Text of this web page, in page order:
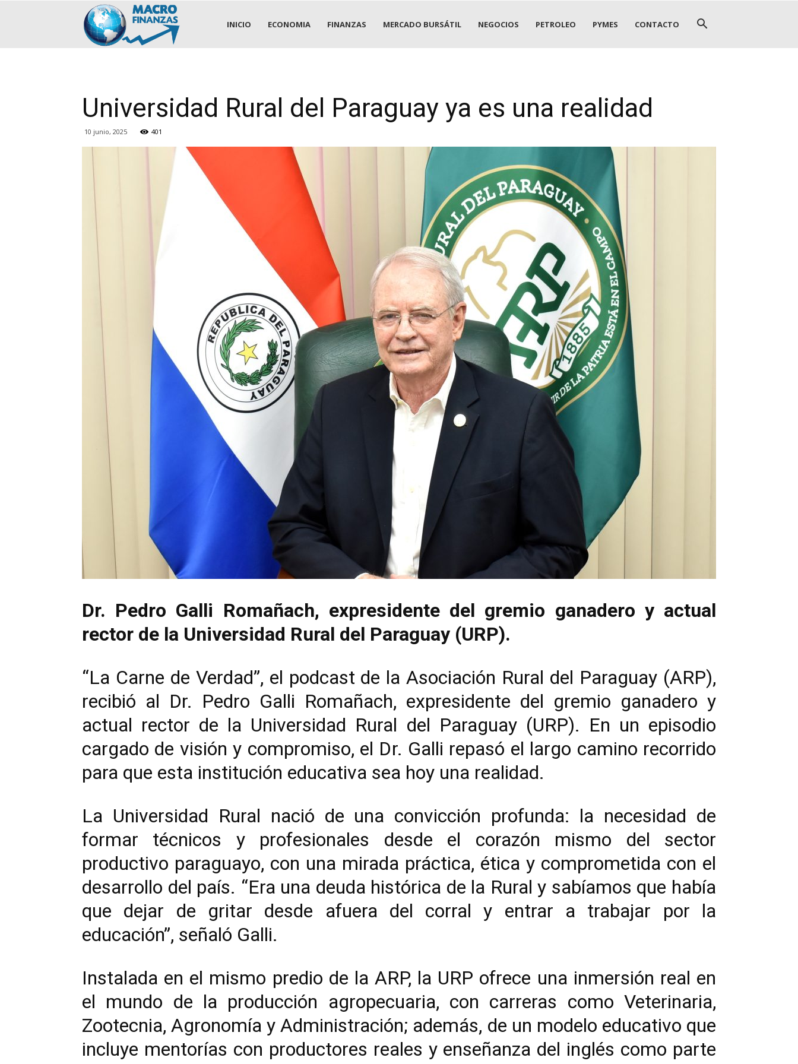
.::MACROFINANZAS::.
INICIO ECONOMIA FINANZAS MERCADO BURSÁTIL NEGOCIOS PETROLEO PYMES CONTACTO
Universidad Rural del Paraguay ya es una realidad
10 junio, 2025 401
Dr. Pedro Galli Romañach, expresidente del gremio ganadero y actual
rector de la Universidad Rural del Paraguay (URP).
“La Carne de Verdad”, el podcast de la Asociación Rural del Paraguay (ARP),
recibió al Dr. Pedro Galli Romañach, expresidente del gremio ganadero y
actual rector de la Universidad Rural del Paraguay (URP). En un episodio
cargado de visión y compromiso, el Dr. Galli repasó el largo camino recorrido
para que esta institución educativa sea hoy una realidad.
La Universidad Rural nació de una convicción profunda: la necesidad de
formar técnicos y profesionales desde el corazón mismo del sector
productivo paraguayo, con una mirada práctica, ética y comprometida con el
desarrollo del país. “Era una deuda histórica de la Rural y sabíamos que había
que dejar de gritar desde afuera del corral y entrar a trabajar por la
educación”, señaló Galli.
Instalada en el mismo predio de la ARP, la URP ofrece una inmersión real en
el mundo de la producción agropecuaria, con carreras como Veterinaria,
Zootecnia, Agronomía y Administración; además, de un modelo educativo que
incluye mentorías con productores reales y enseñanza del inglés como parte